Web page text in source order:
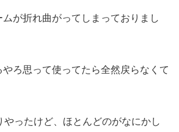
が折れ曲がってしまっておりまし
やろ思って使ってたら全然戻らなくて
やったけど、ほとんどのがなにかし